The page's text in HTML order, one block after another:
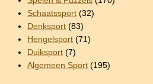
Schaatssport (32)
Denksport (83)
Hengelsport (71)
Duiksport (7)
Algemeen Sport (195)